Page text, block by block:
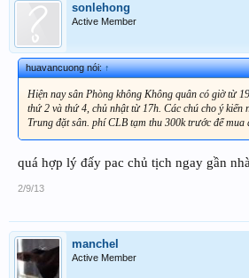
sonlehong
Active Member
huavancuong nói:↑
Hiện nay sân Phòng không Không quân có giờ từ
thứ 2 và thứ 4, chủ nhật từ 17h. Các chú cho ý kiến
Trung đặt sân. phí CLB tạm thu 300k trước để mua
quá hợp lý đấy pac chủ tịch ngay gần
2/9/13
manchel
Active Member